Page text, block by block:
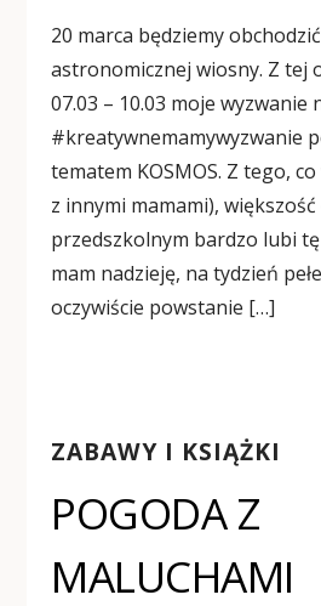
20 marca będziemy
astronomicznej wiosny. Z tej
07.03 – 10.03 moje wyzwanie
#kreatywnemamywyzwanie
tematem KOSMOS. Z tego,
z innymi mamami),
przedszkolnym bardzo lubi
mam nadzieję, na tydzień
oczywiście powstanie […]
ZABAWY I KSIĄŻKI
POGODA Z
MALUCHAMI